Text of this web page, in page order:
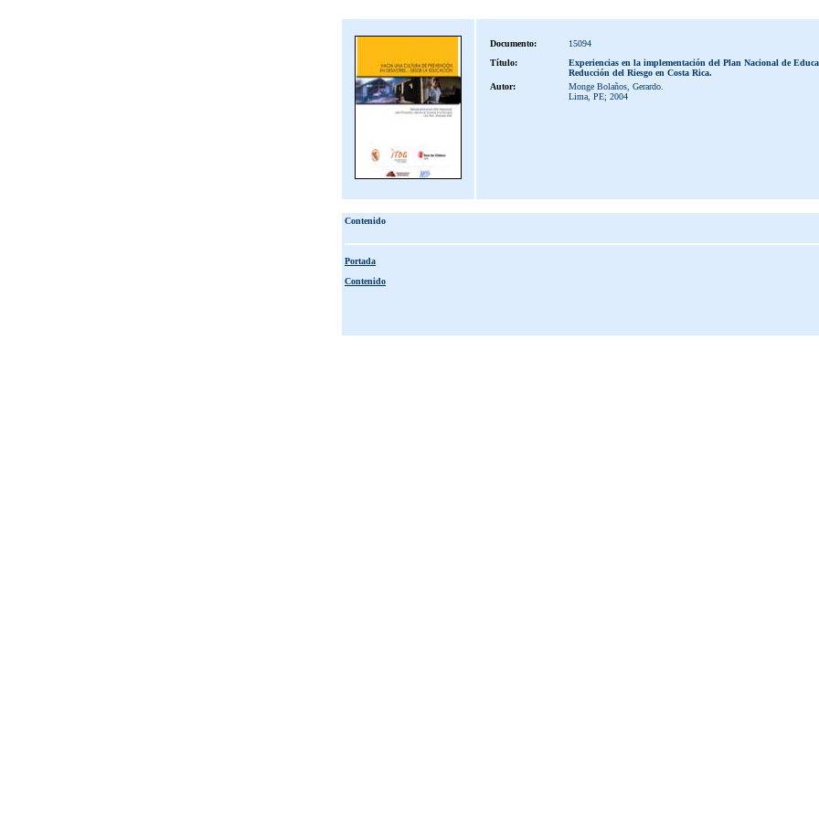
Documento:
15094
Título:
Experiencias en la implementación del Plan Nacional de
Reducción del Riesgo en Costa Rica.
Autor:
Monge Bolaños, Gerardo.
Lima, PE; 2004
Contenido
Portada
Contenido